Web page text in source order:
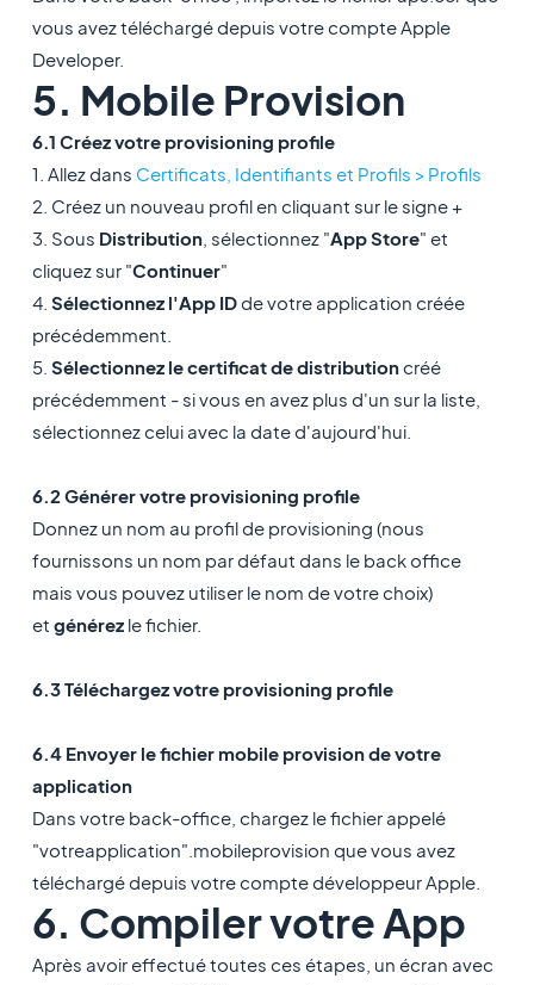
vous avez téléchargé depuis votre compte Apple
Developer.
5. Mobile Provision
6.1 Créez votre provisioning profile
1. Allez dans Certificats, Identifiants et Profils > Profils
2. Créez un nouveau profil en cliquant sur le signe +
3. Sous Distribution, sélectionnez "App Store" et
cliquez sur "Continuer"
4. Sélectionnez l'App IDde votre application créée
précédemment.
5. Sélectionnez le certificat de distributioncréé
précédemment - si vous en avez plus d'un sur la liste,
sélectionnez celui avec la date d'aujourd'hui.
6.2 Générer votre provisioning profile
Donnez un nom au profil de provisioning (nous
fournissons un nom par défaut dans le back office
mais vous pouvez utiliser le nom de votre choix)
et générezle fichier.
6.3 Téléchargez votre provisioning profile
6.4 Envoyer le fichier mobile provision de votre
application
Dans votre back-office, chargez le fichier appelé
"votreapplication".mobileprovision que vous avez
téléchargé depuis votre compte développeur Apple.
6. Compiler votre App
Après avoir effectué toutes ces étapes, un écran avec